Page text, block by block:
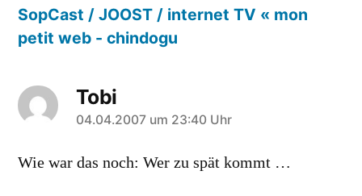
SopCast / JOOST / internet TV « mon
petit web - chindogu
Tobi
sagt:
04.04.2007 um 23:40 Uhr
Wie war das noch: Wer zu spät kommt …